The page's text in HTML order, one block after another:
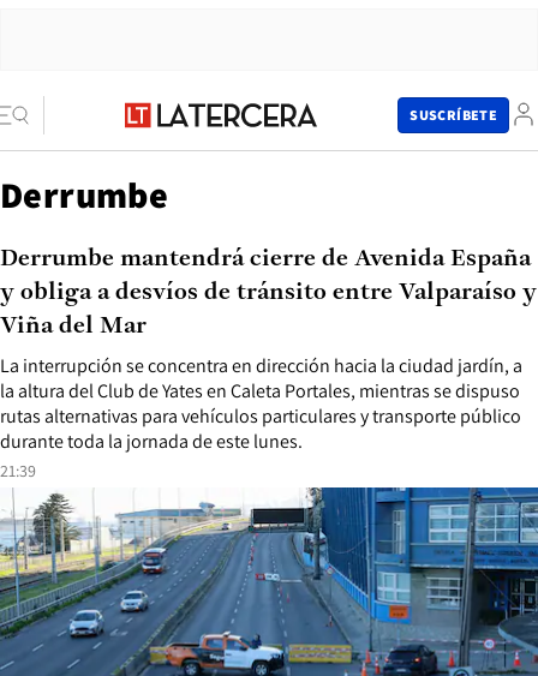
SUSCRÍBETE
Derrumbe
21:39
La interrupción se concentra en dirección hacia la ciudad jardín, a
la altura del Club de Yates en Caleta Portales, mientras se dispuso
rutas alternativas para vehículos particulares y transporte público
durante toda la jornada de este lunes.
Derrumbe mantendrá cierre de Avenida España
y obliga a desvíos de tránsito entre Valparaíso y
Viña del Mar